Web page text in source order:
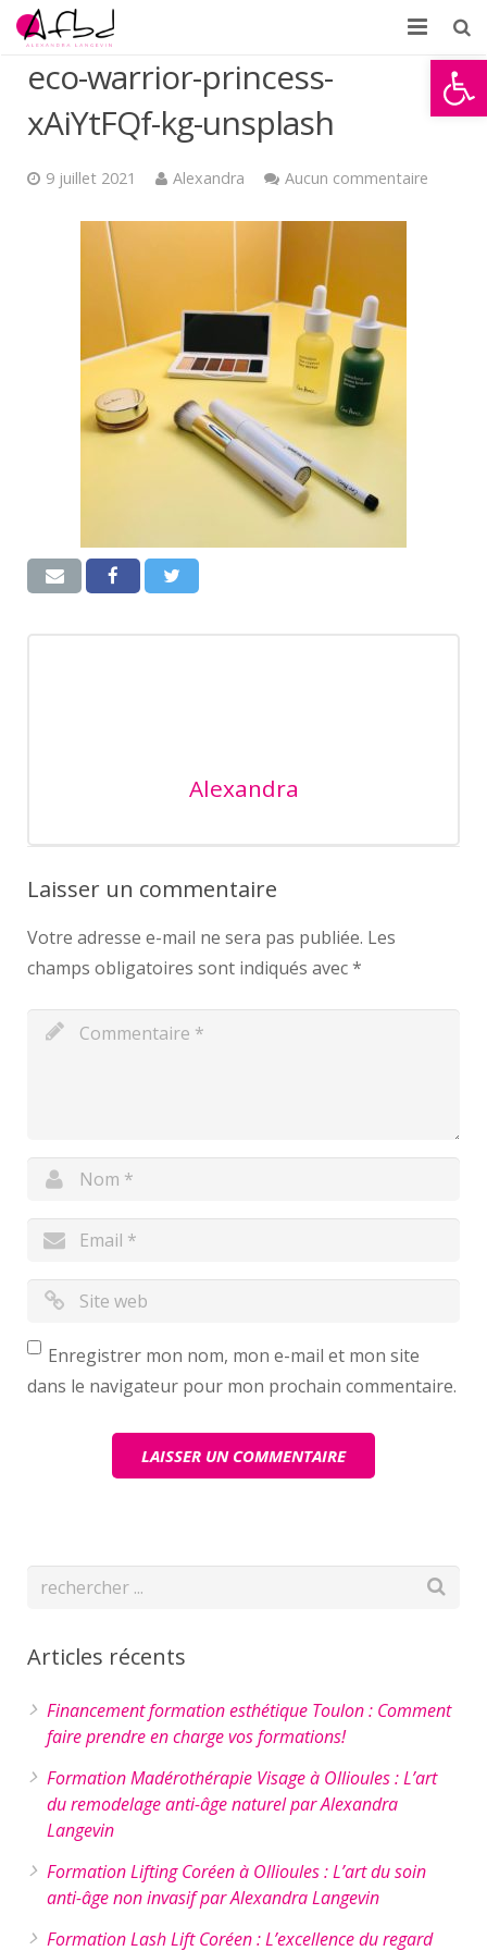
Ouvrir
Accueil
À propos
Formations
Témoignages
Partenaires d’AFBD
eco-warrior-princess-
xAiYtFQf-kg-unsplash
9 juillet 2021 Alexandra Aucun commentaire
Alexandra
Laisser un commentaire
Votre adresse e-mail ne sera pas publiée. Les
champs obligatoires sont indiqués avec*
Enregistrer mon nom, mon e-mail et mon site
dans le navigateur pour mon prochain commentaire.
Articles récents
Financement formation esthétique Toulon : Comment
faire prendre en charge vos formations!
Formation Madérothérapie Visage à Ollioules : L’art
du remodelage anti-âge naturel par Alexandra
Langevin
Formation Lifting Coréen à Ollioules : L’art du soin
anti-âge non invasif par Alexandra Langevin
Formation Lash Lift Coréen : L’excellence du regard